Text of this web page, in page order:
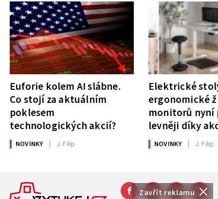
Zavřít reklamu
Euforie kolem AI slábne.
Co stojí za aktuálním
poklesem
technologických akcií?
NOVINKY J. Filip
Elektrické
ergonomické
monitorů
levněji díky
NOVINKY J. Filip